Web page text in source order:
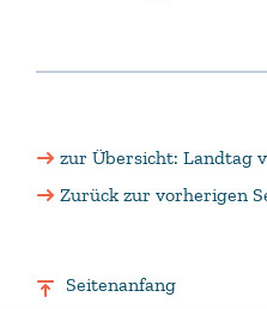
zur Übersicht: Landtag
Zurück zur vorherigen
Seitenanfang